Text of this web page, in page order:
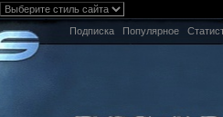
Подписка Популярное